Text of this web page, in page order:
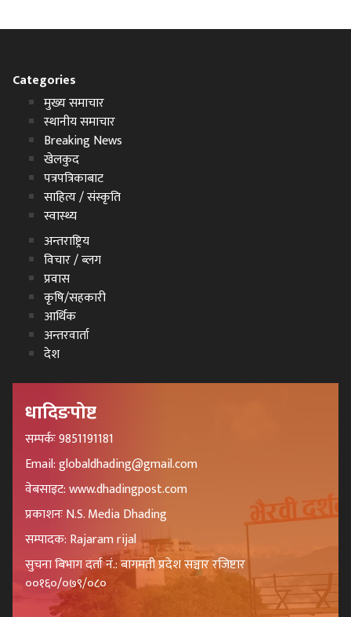
Categories
मुख्य समाचार
स्थानीय समाचार
Breaking News
खेलकुद
पत्रपत्रिकाबाट
साहित्य / संस्कृति
स्वास्थ्य
अन्तराष्ट्रिय
विचार / ब्लग
प्रवास
कृषि/सहकारी
आर्थिक
अन्तरवार्ता
देश
धादिङपोष्ट
सम्पर्कः 9851191181
Email: globaldhading@gmail.com
वेबसाइट: www.dhadingpost.com
प्रकाशनः N.S. Media Dhading
सम्पादक: Rajaram rijal
सुचना बिभाग दर्ता नं.: बागमती प्रदेश सञ्चार रजिष्टार
००१६०/०७९/०८०